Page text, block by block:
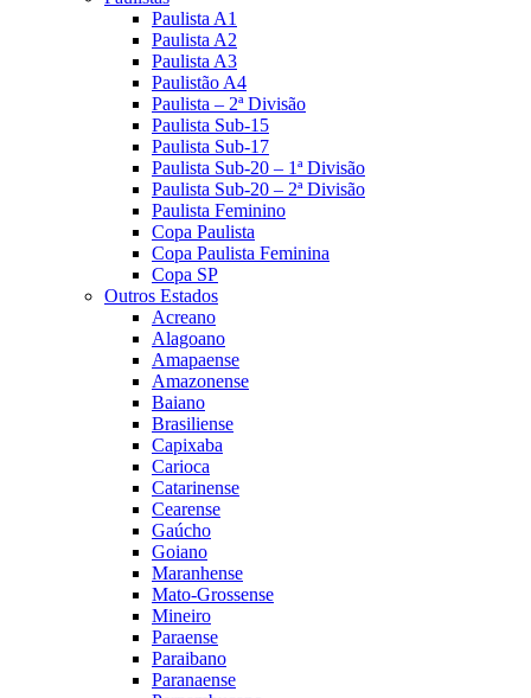
Paulista A1
Paulista A2
Paulista A3
Paulistão A4
Paulista – 2ª Divisão
Paulista Sub-15
Paulista Sub-17
Paulista Sub-20 – 1ª Divisão
Paulista Sub-20 – 2ª Divisão
Paulista Feminino
Copa Paulista
Copa Paulista Feminina
Copa SP
Outros Estados
Acreano
Alagoano
Amapaense
Amazonense
Baiano
Brasiliense
Capixaba
Carioca
Catarinense
Cearense
Gaúcho
Goiano
Maranhense
Mato-Grossense
Mineiro
Paraense
Paraibano
Paranaense